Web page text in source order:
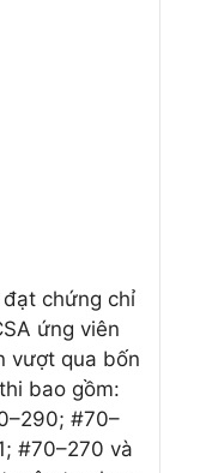
chứng chỉ
ứng viên
vượt qua bốn
bao gồm:
#70–
#70–270 và